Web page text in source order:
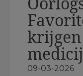
09-03-2026